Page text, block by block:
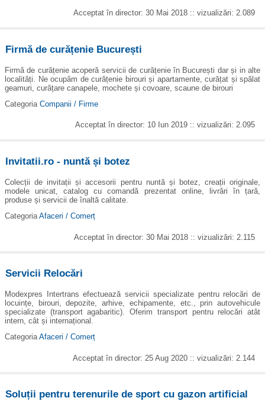
Acceptat în director: 30 Mai 2018 :: vizualizări: 2.089
Firmă de curățenie București
Firmă de curățenie acoperă servicii de curățenie în București dar și in alte
localități. Ne ocupăm de curățenie birouri și apartamente, curățat și spălat
geamuri, curățare canapele, mochete și covoare, scaune de birouri
Categoria Companii / Firme
Acceptat în director: 10 Iun 2019 :: vizualizări: 2.095
Invitatii.ro - nuntă și botez
Colecții de invitații și accesorii pentru nuntă și botez, creații originale,
modele unicat, catalog cu comandă prezentat online, livrări în țară,
produse și servicii de înaltă calitate.
Categoria Afaceri / Comerț
Acceptat în director: 30 Mai 2018 :: vizualizări: 2.115
Servicii Relocări
Modexpres Intertrans efectuează servicii specializate pentru relocări de
locuințe, birouri, depozite, arhive, echipamente, etc., prin autovehicule
specializate (transport agabaritic). Oferim transport pentru relocări atât
intern, cât și internațional.
Categoria Afaceri / Comerț
Acceptat în director: 25 Aug 2020 :: vizualizări: 2.144
Soluții pentru terenurile de sport cu gazon artificial